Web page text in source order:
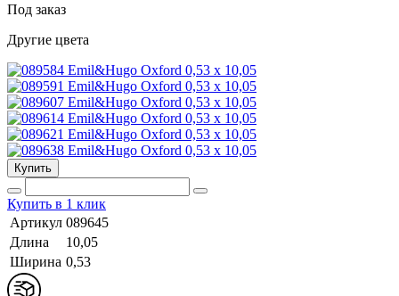
Под заказ
Другие цвета
Купить
Купить в 1 клик
Артикул 089645
Длина
10,05
Ширина 0,53